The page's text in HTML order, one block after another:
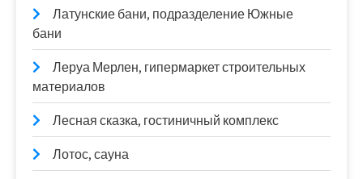
Латунские бани, подразделение Южные
бани
Леруа Мерлен, гипермаркет строительных
материалов
Лесная сказка, гостиничный комплекс
Лотос, сауна